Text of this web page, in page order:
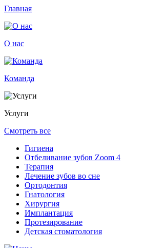
Главная
О нас
Команда
Услуги
Смотреть все
Гигиена
Отбеливание зубов Zoom 4
Терапия
Лечение зубов во сне
Ортодонтия
Гнатология
Хирургия
Имплантация
Протезирование
Детская стоматология